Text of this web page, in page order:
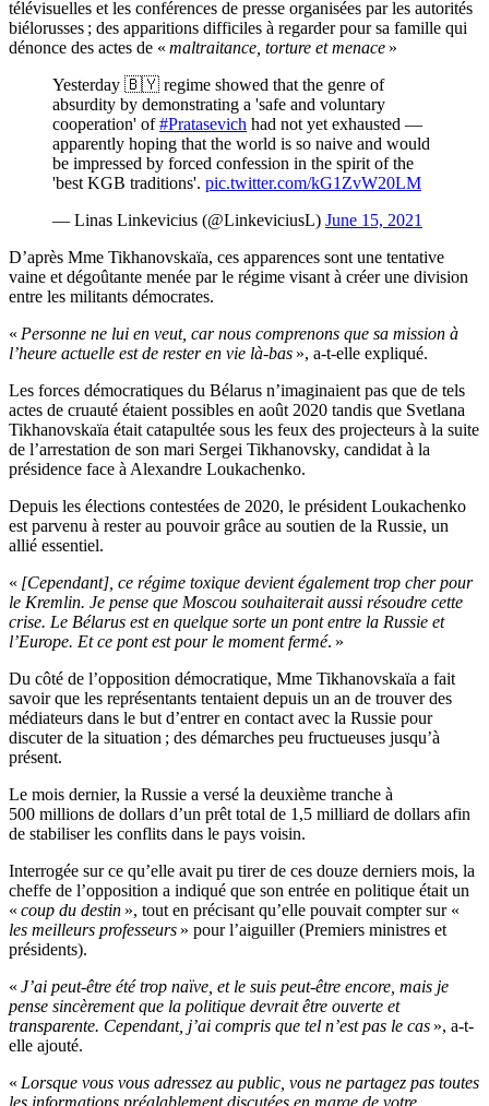
télévisuelles et les conférences de presse organisées par les autorités
biélorusses ; des apparitions difficiles à regarder pour sa famille qui
dénonce des actes de « maltraitance, torture et menace »
Yesterday 🇧🇾 regime showed that the genre of
absurdity by demonstrating a 'safe and voluntary
cooperation' of#Pratasevich had not yet exhausted —
apparently hoping that the world is so naive and would
be impressed by forced confession in the spirit of the
'best KGB traditions'. pic.twitter.com/kG1ZvW20LM
— Linas Linkevicius (@LinkeviciusL) June 15, 2021
D’après Mme Tikhanovskaïa, ces apparences sont une tentative
vaine et dégoûtante menée par le régime visant à créer une division
entre les militants démocrates.
« Personne ne lui en veut, car nous comprenons que sa mission à
l’heure actuelle est de rester en vie là-bas », a-t-elle expliqué.
Les forces démocratiques du Bélarus n’imaginaient pas que de tels
actes de cruauté étaient possibles en août 2020 tandis que Svetlana
Tikhanovskaïa était catapultée sous les feux des projecteurs à la suite
de l’arrestation de son mari Sergei Tikhanovsky, candidat à la
présidence face à Alexandre Loukachenko.
Depuis les élections contestées de 2020, le président Loukachenko
est parvenu à rester au pouvoir grâce au soutien de la Russie, un
allié essentiel.
« [Cependant], ce régime toxique devient également trop cher pour
le Kremlin. Je pense que Moscou souhaiterait aussi résoudre cette
crise. Le Bélarus est en quelque sorte un pont entre la Russie et
l’Europe. Et ce pont est pour le moment fermé. »
Du côté de l’opposition démocratique, Mme Tikhanovskaïa a fait
savoir que les représentants tentaient depuis un an de trouver des
médiateurs dans le but d’entrer en contact avec la Russie pour
discuter de la situation ; des démarches peu fructueuses jusqu’à
présent.
Le mois dernier, la Russie a versé la deuxième tranche à
500 millions de dollars d’un prêt total de 1,5 milliard de dollars afin
de stabiliser les conflits dans le pays voisin.
Interrogée sur ce qu’elle avait pu tirer de ces douze derniers mois, la
cheffe de l’opposition a indiqué que son entrée en politique était un
« coup du destin », tout en précisant qu’elle pouvait compter sur «
les meilleurs professeurs » pour l’aiguiller (Premiers ministres et
présidents).
« J’ai peut-être été trop naïve, et le suis peut-être encore, mais je
pense sincèrement que la politique devrait être ouverte et
transparente. Cependant, j’ai compris que tel n’est pas le cas », a-t-
elle ajouté.
« Lorsque vous vous adressez au public, vous ne partagez pas toutes